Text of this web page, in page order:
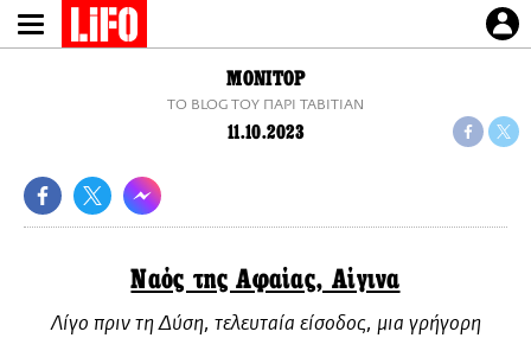
Παράκαμψη
προς
ΜΟΝΙΤΟΡ
TO BLOG ΤΟΥ ΠΑΡΙ ΤΑΒΙΤΙΑΝ
11.10.2023
Ναός της Αφαίας, Αίγινα
Λίγο πριν τη Δύση, τελευταία είσοδος, μια γρήγορη